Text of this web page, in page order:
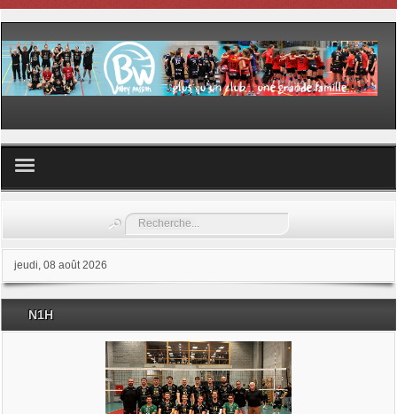
Les samedis du sport
Les stages
Documents
Rechercher
jeudi, 08 août 2026
N1H